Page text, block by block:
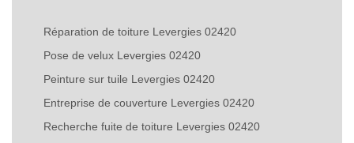
Réparation de toiture Levergies 02420
Pose de velux Levergies 02420
Peinture sur tuile Levergies 02420
Entreprise de couverture Levergies 02420
Recherche fuite de toiture Levergies 02420